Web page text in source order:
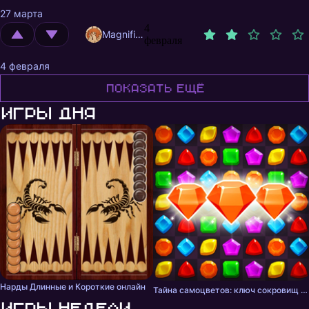
27 марта
MagnificentMrFox
4
февраля
4 февраля
Показать ещё
Игры дня
Нарды Длинные и Короткие онлайн Тайна самоцветов: ключ сокровищ - три в ряд